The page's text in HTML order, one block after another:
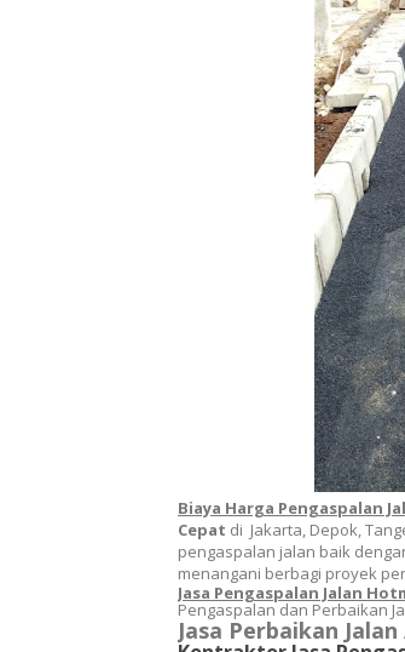
Biaya Harga Pengaspalan
Cepat di Jakarta, Depok,
pengaspalan jalan baik
menangani berbagi proyek
Jasa Pengaspalan Jalan
Pengaspalan dan Perbaikan
Jasa Perbaikan